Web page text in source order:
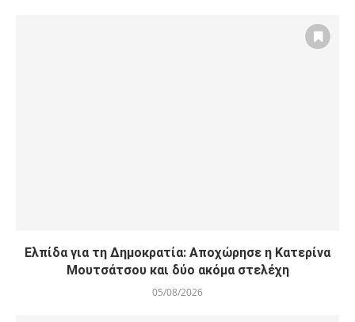
Ελπίδα για τη Δημοκρατία: Αποχώρησε η Κατερίνα
Μουτσάτσου και δύο ακόμα στελέχη
05/08/2026